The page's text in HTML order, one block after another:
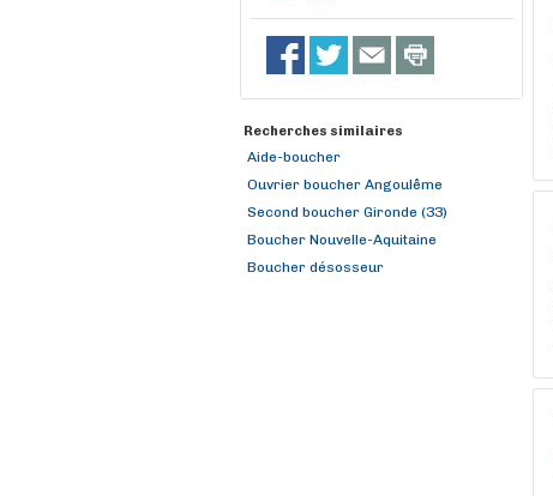
Recherches similaires
Aide-boucher
Ouvrier boucher Angoulême
Second boucher Gironde (33)
Boucher Nouvelle-Aquitaine
Boucher désosseur